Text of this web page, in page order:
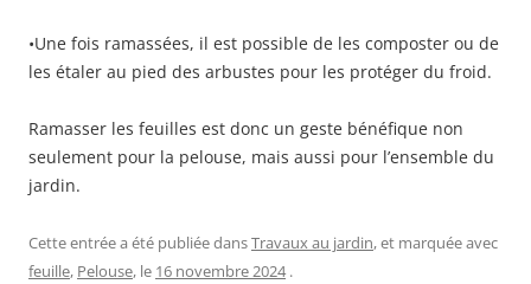
•Une fois ramassées, il est possible de les composter ou de
les étaler au pied des arbustes pour les protéger du froid.
Ramasser les feuilles est donc un geste bénéfique non
seulement pour la pelouse, mais aussi pour l’ensemble du
jardin.
Cette entrée a été publiée dansTravaux au jardin, et marquée avec
feuille, Pelouse, le 16 novembre 2024 .